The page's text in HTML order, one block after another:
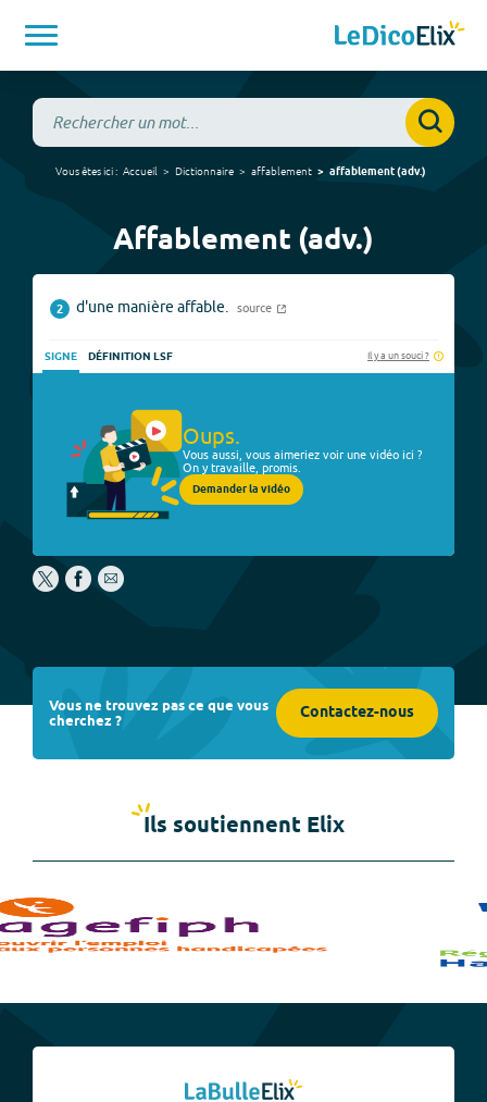
Vous êtes ici : Accueil Dictionnaire affablement affablement(adv.)
Affablement (adv.)
2 d'une manière affable. source
SIGNE DÉFINITION LSF Il y a un souci ?
Oups.
Vous aussi, vous aimeriez voir une vidéo ici ?
On y travaille, promis.
Demander la vidéo
Vous ne trouvez pas ce que vous
cherchez ? Contactez-nous
Ils soutiennent Elix